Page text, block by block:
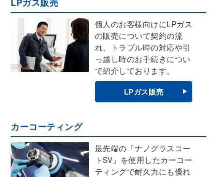
個人のお客様向けにLPガス
の販売について契約の流
れ、トラブル時の対応や引
っ越し時のお手続きについ
て紹介しております。
LPガス販売
カーコーティング
最先端の「ナノグラスコー
トSV」を使用したカーコー
ティングで耐久力にも優れ